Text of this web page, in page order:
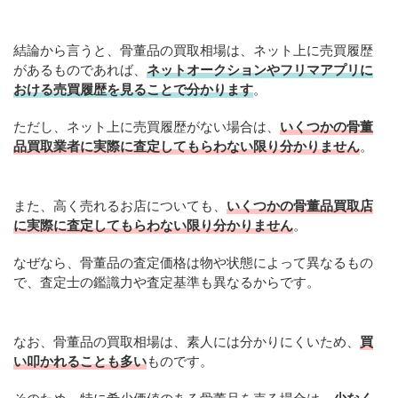
結論から言うと、骨董品の買取相場は、ネット上に売買履歴
があるものであれば、 ネットオークションやフリマアプリに
おける売買履歴を見ることで分かります。
ただし、ネット上に売買履歴がない場合は、 いくつかの骨董
品買取業者に実際に査定してもらわない限り分かりません。
また、高く売れるお店についても、 いくつかの骨董品買取店
に実際に査定してもらわない限り分かりません。
なぜなら、骨董品の査定価格は物や状態によって異なるもの
で、査定士の鑑識力や査定基準も異なるからです。
なお、骨董品の買取相場は、素人には分かりにくいため、 買
い叩かれることも多いものです。